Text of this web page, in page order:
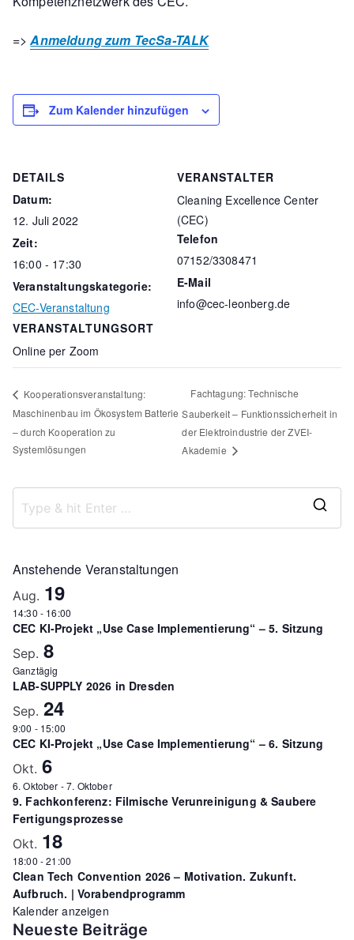
=>Anmeldung zum TecSa-TALK
Zum Kalender hinzufügen
DETAILS
Datum:
12. Juli 2022
Zeit:
16:00 - 17:30
Veranstaltungskategorie:
CEC-Veranstaltung
VERANSTALTUNGSORT
Online per Zoom
VERANSTALTER
Cleaning Excellence Center
(CEC)
Telefon
07152/3308471
E-Mail
info@cec-leonberg.de
Kooperationsveranstaltung:
Maschinenbau im Ökosystem Batterie
– durch Kooperation zu
Systemlösungen
Fachtagung: Technische
Sauberkeit – Funktionssicherheit in
der Elektroindustrie der ZVEI-
Akademie
Anstehende Veranstaltungen
Aug. 19
14:30 - 16:00
CEC KI-Projekt „Use Case Implementierung“ – 5. Sitzung
Sep. 8
Ganztägig
LAB-SUPPLY 2026 in Dresden
Sep. 24
9:00 - 15:00
CEC KI-Projekt „Use Case Implementierung“ – 6. Sitzung
Okt. 6
6. Oktober -7. Oktober
9. Fachkonferenz: Filmische Verunreinigung & Saubere
Fertigungsprozesse
Okt. 18
18:00 -21:00
Clean Tech Convention 2026 – Motivation. Zukunft.
Aufbruch. | Vorabendprogramm
Kalender anzeigen
Neueste Beiträge